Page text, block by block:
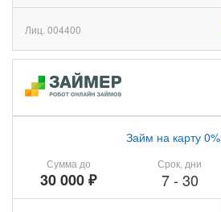
Лиц. 004400
Сумма до
30 000 ₽
Займ на карту 0%
Срок, дни
7- 30